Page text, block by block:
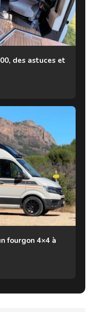
des astuces et
fourgon 4×4 à